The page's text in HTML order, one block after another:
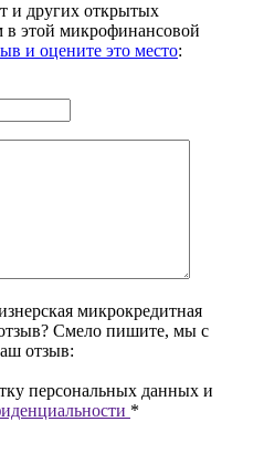
и других открытых
этой микрофинансовой
и оцените это место:
микрокредитная
Смело пишите, мы с
отзыв:
персональных данных и
*